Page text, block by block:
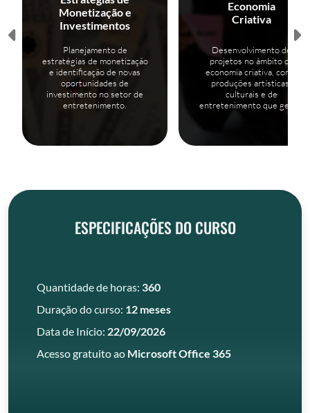
Monetização e
Investimentos
Planejamento de
estratégias de monetização
e identificação de novas
oportunidades de
investimento no setor de
entretenimento.
Economia
Criativa
Desenvolvimento de
projetos no âmbito da
economia criativa, como
produções artísticas,
culturais e de
entretenimento que geram
ESPECIFICAÇÕES DO CURSO
Quantidade de horas: 360
Duração do curso: 12 meses
Data de Início: 22/09/2026
Acesso gratuito ao Microsoft Office 365